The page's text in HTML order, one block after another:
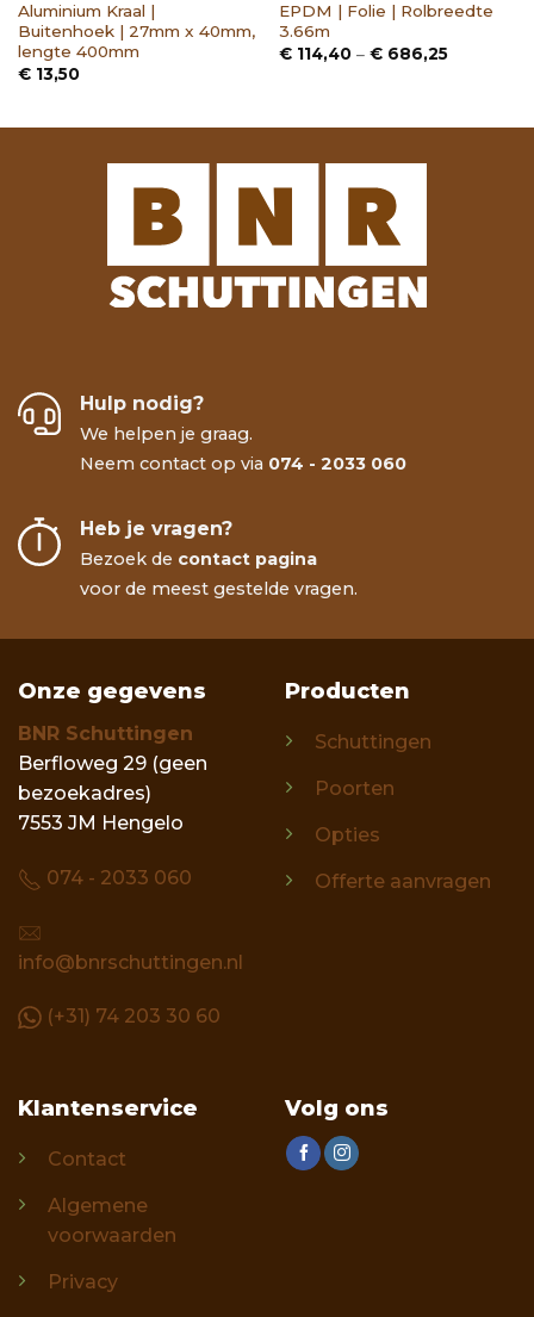
Aluminium Kraal |
Buitenhoek | 27mm x 40mm,
lengte 400mm
€13,50
EPDM | Folie | Rolbreedte
3.66m
€114,40 – €686,25
Hulp nodig?
We helpen je graag.
Neem contact op via 074 - 2033 060
Heb je vragen?
Bezoek de contact pagina
voor de meest gestelde vragen.
Onze gegevens
BNR Schuttingen
Berfloweg 29 (geen
bezoekadres)
7553 JM Hengelo
074 - 2033 060
info@bnrschuttingen.nl
(+31) 74 203 30 60
Producten
Schuttingen
Poorten
Opties
Offerte aanvragen
Klantenservice
Contact
Algemene
voorwaarden
Privacy
Volg ons